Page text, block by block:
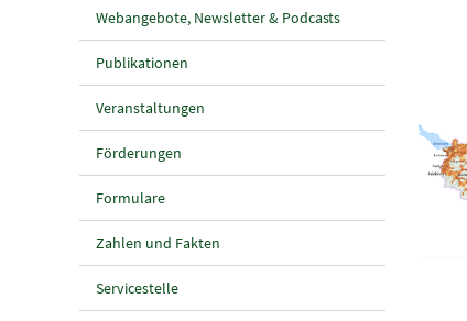
Webangebote, Newsletter & Podcasts
Publikationen
Veranstaltungen
Förderungen
Formulare
Zahlen und Fakten
Servicestelle